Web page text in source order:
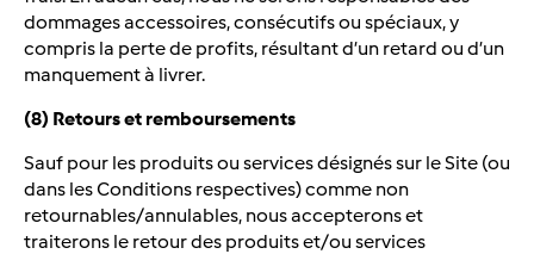
dommages accessoires, consécutifs ou spéciaux, y
compris la perte de profits, résultant d’un retard ou d’un
manquement à livrer.
(8) Retours et remboursements
Sauf pour les produits ou services désignés sur le Site (ou
dans les Conditions respectives) comme non
retournables/annulables, nous accepterons et
traiterons le retour des produits et/ou services